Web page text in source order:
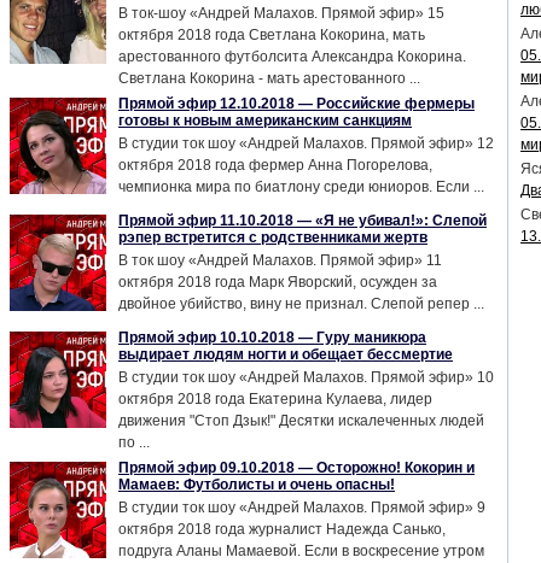
В ток-шоу «Андрей Малахов. Прямой эфир» 15
октября 2018 года Светлана Кокорина, мать
арестованного футболсита Александра Кокорина.
Светлана Кокорина - мать арестованного ...
Прямой эфир 12.10.2018 — Российские фермеры
готовы к новым американским санкциям
В студии ток шоу «Андрей Малахов. Прямой эфир» 12
октября 2018 года фермер Анна Погорелова,
чемпионка мира по биатлону среди юниоров. Если ...
Прямой эфир 11.10.2018 — «Я не убивал!»: Слепой
рэпер встретится с родственниками жертв
В ток шоу «Андрей Малахов. Прямой эфир» 11
октября 2018 года Марк Яворский, осужден за
двойное убийство, вину не признал. Слепой репер ...
Прямой эфир 10.10.2018 — Гуру маникюра
выдирает людям ногти и обещает бессмертие
В студии ток шоу «Андрей Малахов. Прямой эфир» 10
октября 2018 года Екатерина Кулаева, лидер
движения "Стоп Дзык!" Десятки искалеченных людей
по ...
Прямой эфир 09.10.2018 — Осторожно! Кокорин и
Мамаев: Футболисты и очень опасны!
В студии ток шоу «Андрей Малахов. Прямой эфир» 9
октября 2018 года журналист Надежда Санько,
подруга Аланы Мамаевой. Если в воскресение утром